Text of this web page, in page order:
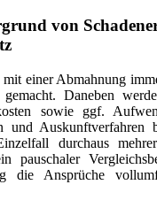
von
einer Abmahnung
gemacht. Daneben
sowie ggf.
und Auskunftverfahren
durchaus
pauschaler
die Ansprüche